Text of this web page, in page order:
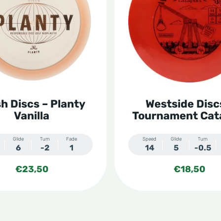
Discs – Planty
Vanilla
Glide
6
Turn
-2
Fade
1
€23,50
Westside
Tournament
Speed
14
Glide
5
Turn
-0.5
€18,50
meerdere
variaties.
Deze
optie
worden